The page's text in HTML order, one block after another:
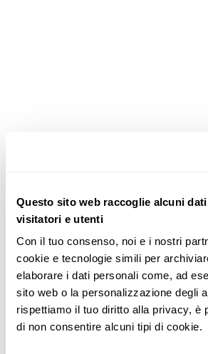
Questo sito web raccoglie alcuni
visitatori e utenti
Con il tuo consenso, noi e i nostri
cookie e tecnologie simili per
elaborare i dati personali come, ad
sito web o la personalizzazione degli
rispettiamo il tuo diritto alla privacy, è
di non consentire alcuni tipi di cookie.